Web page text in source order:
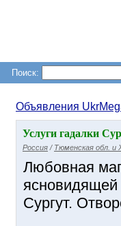
Поиск:
Объявления
Услуги гадалки
Россия / Тюменская обл.
Любовная
ясновидящей
Сургут.